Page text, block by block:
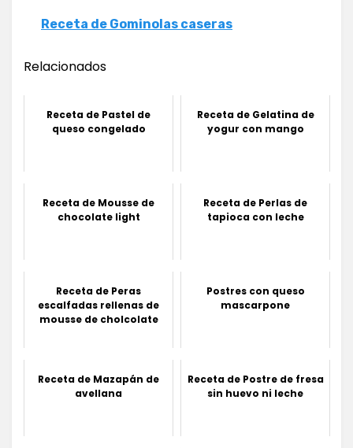
Receta de Gominolas caseras
Relacionados
Receta de Pastel de
queso congelado
Receta de Gelatina de
yogur con mango
Receta de Mousse de
chocolate light
Receta de Perlas de
tapioca con leche
Receta de Peras
escalfadas rellenas de
mousse de cholcolate
Postres con queso
mascarpone
Receta de Mazapán de
avellana
Receta de Postre de fresa
sin huevo ni leche